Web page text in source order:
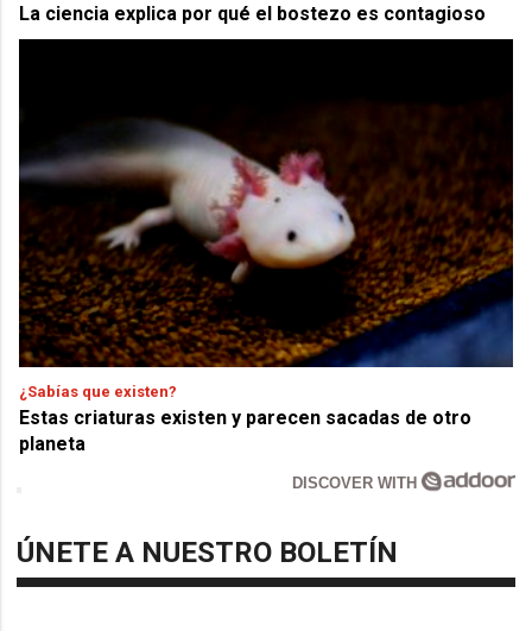
La ciencia explica por qué el bostezo es contagioso
¿Sabías que existen?
Estas criaturas existen y parecen sacadas de otro
planeta
DISCOVER WITH
ÚNETE A NUESTRO BOLETÍN